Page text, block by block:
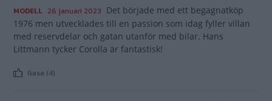
MODELL 26 januari 2023 Det började med ett begagnatköp
1976 men utvecklades till en passion som idag fyller villan
med reservdelar och gatan utanför med bilar. Hans
Littmann tycker Corolla är fantastisk!
Gasa (4)